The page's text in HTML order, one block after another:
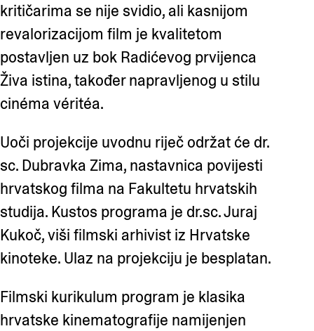
kritičarima se nije svidio, ali kasnijom
revalorizacijom film je kvalitetom
postavljen uz bok Radićevog prvijenca
Živa istina, također napravljenog u stilu
cinéma véritéa.
Uoči projekcije uvodnu riječ održat će dr.
sc. Dubravka Zima, nastavnica povijesti
hrvatskog filma na Fakultetu hrvatskih
studija. Kustos programa je dr.sc. Juraj
Kukoč, viši filmski arhivist iz Hrvatske
kinoteke. Ulaz na projekciju je besplatan.
Filmski kurikulum program je klasika
hrvatske kinematografije namijenjen